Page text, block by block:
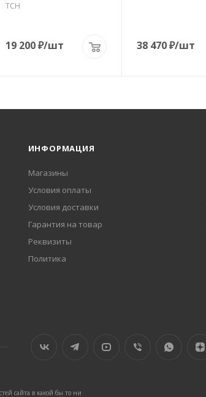
TCH
19 200₽/шт 38 470₽/шт
ИНФОРМАЦИЯ
Магазины
Условия оплаты
Условия доставки
Гарантия на товар
Реквизиты
Политика
сайта в какой бы то ни